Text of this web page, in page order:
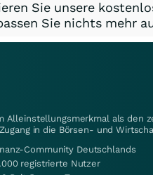
Sie unsere
Sie nichts mehr
Alleinstellungsmerkmal als den
Zugang in die Börsen- und
Community Deutschlands
registrierte Nutzer